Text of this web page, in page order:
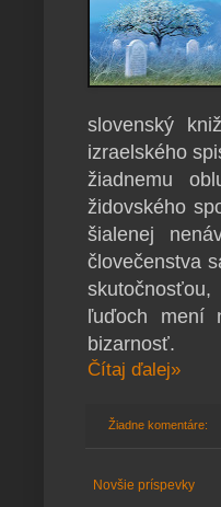
slovenský
izraelského
žiadnemu
židovského
šialenej
človečenstva
ľuďoch mení
bizarnosť.
Čítaj ďalej»
Žiadne komentáre:
Novšie príspevky